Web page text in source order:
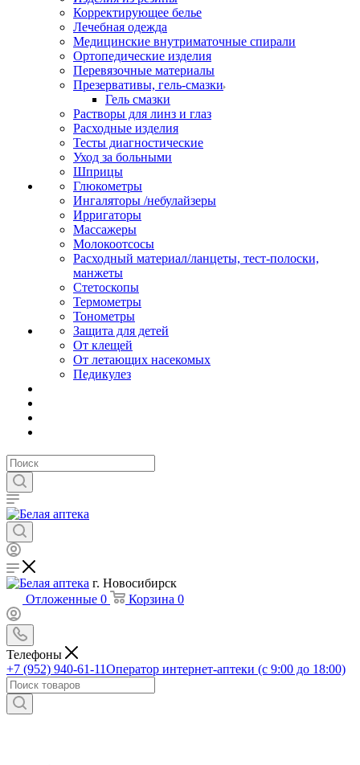
Корректирующее белье
Лечебная одежда
Медицинские внутриматочные спирали
Ортопедические изделия
Перевязочные материалы
Презервативы, гель-смазки
Гель смазки
Растворы для линз и глаз
Расходные изделия
Тесты диагностические
Уход за больными
Шприцы
Глюкометры
Ингаляторы /небулайзеры
Ирригаторы
Массажеры
Молокоотсосы
Расходный материал/ланцеты, тест-полоски,
манжеты
Стетоскопы
Термометры
Тонометры
Защита для детей
От клещей
От летающих насекомых
Педикулез
г. Новосибирск
Отложенные 0 Корзина 0
Телефоны
+7 (952) 940-61-11Оператор интернет-аптеки (с 9:00 до 18:00)